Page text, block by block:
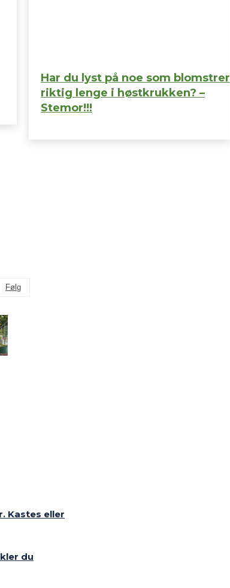
Har du lyst på noe som blomstrer
riktig lenge i høstkrukken? –
Stemor!!!
Følg
Kastes eller
du